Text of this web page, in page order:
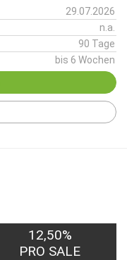
29.07.2026
n.a.
90 Tage
bis 6 Wochen
12,50%
PRO SALE